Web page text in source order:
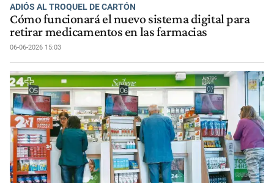
ADIÓS AL TROQUEL DE CARTÓN
Cómo funcionará el nuevo sistema digital para
retirar medicamentos en las farmacias
06-06-2026 15:03